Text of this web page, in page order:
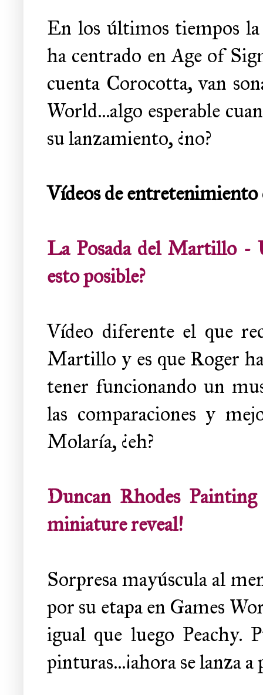
En los últimos tiempos
ha centrado en Age of
cuenta Corocotta, van
World...algo esperable
su lanzamiento, ¿no?
Vídeos de entretenimiento
La Posada del Martillo
esto posible?
Vídeo diferente el que
Martillo y es que Roger
tener funcionando un
las comparaciones y
Molaría, ¿eh?
Duncan Rhodes
miniature reveal!
Sorpresa mayúscula al
por su etapa en Games
igual que luego Peachy.
pinturas...¡ahora se lanza